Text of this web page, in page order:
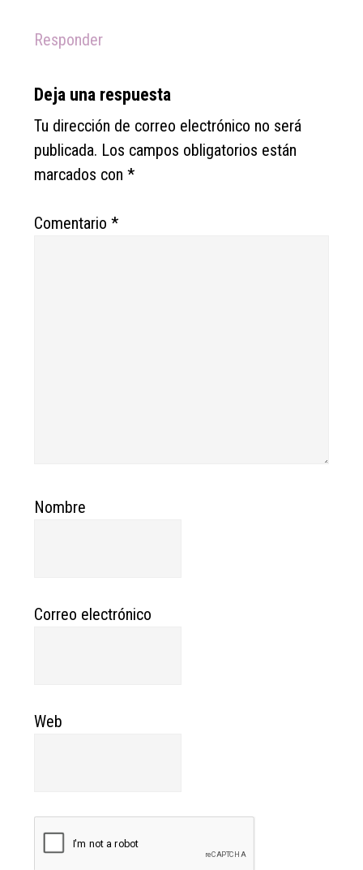
Responder
Deja una respuesta
Tu dirección de correo electrónico no será
publicada. Los campos obligatorios están
marcados con*
Comentario*
Nombre
Correo electrónico
Web